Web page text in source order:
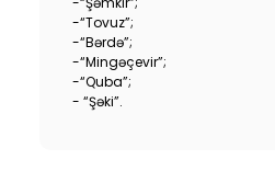
-“Tovuz”;
-“Bərdə”;
-“Mingəçevir”;
-“Quba”;
- “Şəki”.